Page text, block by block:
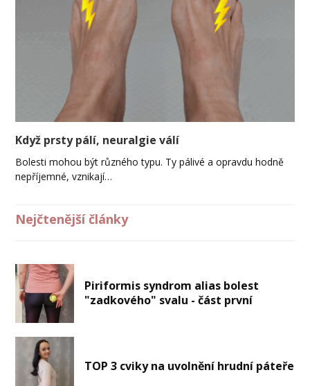
Když prsty pálí, neuralgie válí
Bolesti mohou být různého typu. Ty pálivé a opravdu hodně
nepříjemné, vznikají…
Nejčtenější články
Piriformis syndrom alias bolest
"zadkového" svalu - část první
TOP 3 cviky na uvolnění hrudní páteře